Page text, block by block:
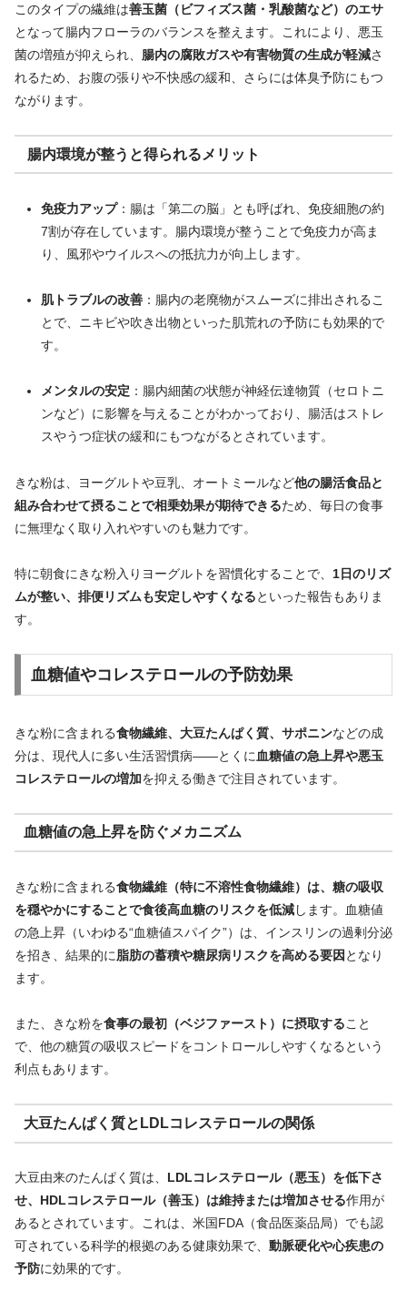
このタイプの繊維は善玉菌（ビフィズス菌・乳酸菌など）のエサ
となって腸内フローラのバランスを整えます。これにより、悪玉
菌の増殖が抑えられ、 腸内の腐敗ガスや有害物質の生成が軽減さ
れるため、お腹の張りや不快感の緩和、さらには体臭予防にもつ
ながります。
腸内環境が整うと得られるメリット
免疫力アップ：腸は「第二の脳」とも呼ばれ、免疫細胞の約
7割が存在しています。腸内環境が整うことで免疫力が高ま
り、風邪やウイルスへの抵抗力が向上します。
肌トラブルの改善：腸内の老廃物がスムーズに排出されるこ
とで、ニキビや吹き出物といった肌荒れの予防にも効果的で
す。
メンタルの安定 ：腸内細菌の状態が神経伝達物質（セロトニ
ンなど）に影響を与えることがわかっており、腸活はストレ
スやうつ症状の緩和にもつながるとされています。
きな粉は、ヨーグルトや豆乳、オートミールなど他の腸活食品と
組み合わせて摂ることで相乗効果が期待できるため、毎日の食事
に無理なく取り入れやすいのも魅力です。
特に朝食にきな粉入りヨーグルトを習慣化することで、 1日のリズ
ムが整い、排便リズムも安定しやすくなるといった報告もありま
す。
血糖値やコレステロールの予防効果
きな粉に含まれる食物繊維、大豆たんぱく質、サポニンなどの成
分は、現代人に多い生活習慣病――とくに 血糖値の急上昇や悪玉
コレステロールの増加を抑える働きで注目されています。
血糖値の急上昇を防ぐメカニズム
きな粉に含まれる食物繊維（特に不溶性食物繊維）は、糖の吸収
を穏やかにすることで食後高血糖のリスクを低減します。血糖値
の急上昇（いわゆる“血糖値スパイク”）は、インスリンの過剰分泌
を招き、結果的に脂肪の蓄積や糖尿病リスクを高める要因 となり
ます。
また、きな粉を食事の最初（ベジファースト）に摂取すること
で、他の糖質の吸収スピードをコントロールしやすくなるという
利点もあります。
大豆たんぱく質とLDLコレステロールの関係
大豆由来のたんぱく質は、 LDLコレステロール（悪玉）を低下さ
せ、HDLコレステロール（善玉）は維持または増加させる作用が
あるとされています。これは、米国FDA（食品医薬品局）でも認
可されている科学的根拠のある健康効果で、 動脈硬化や心疾患の
予防に効果的です。